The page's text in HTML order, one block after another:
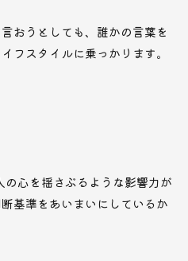
おうとしても、誰かの言葉を
フスタイルに乗っかります。
心を揺さぶるような影響力が
基準をあいまいにしているか